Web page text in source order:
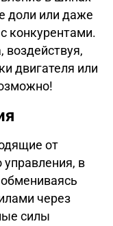
доли или даже
конкурентами.
воздействуя,
двигателя или
от
управления, в
через
силы